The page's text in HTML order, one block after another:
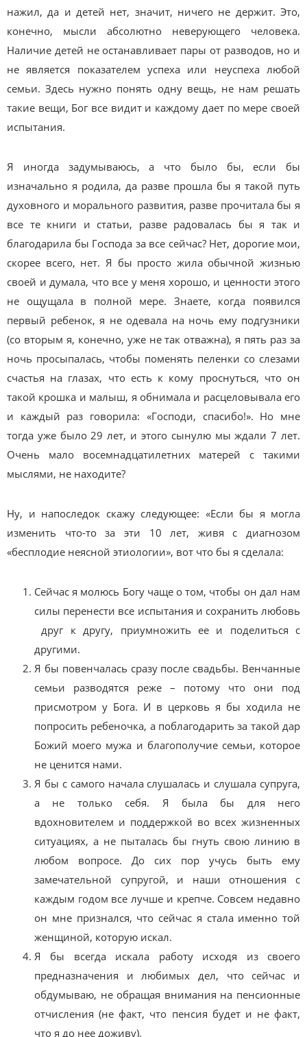
нажил, да и детей нет, значит, ничего не держит. Это,
конечно, мысли абсолютно неверующего человека.
Наличие детей не останавливает пары от разводов, но и
не является показателем успеха или неуспеха любой
семьи. Здесь нужно понять одну вещь, не нам решать
такие вещи, Бог все видит и каждому дает по мере своей
испытания.
Я иногда задумываюсь, а что было бы, если бы
изначально я родила, да разве прошла бы я такой путь
духовного и морального развития, разве прочитала бы я
все те книги и статьи, разве радовалась бы я так и
благодарила бы Господа за все сейчас? Нет, дорогие мои,
скорее всего, нет. Я бы просто жила обычной жизнью
своей и думала, что все у меня хорошо, и ценности этого
не ощущала в полной мере. Знаете, когда появился
первый ребенок, я не одевала на ночь ему подгузники
(со вторым я, конечно, уже не так отважна), я пять раз за
ночь просыпалась, чтобы поменять пеленки со слезами
счастья на глазах, что есть к кому проснуться, что он
такой крошка и малыш, я обнимала и расцеловывала его
и каждый раз говорила: «Господи, спасибо!». Но мне
тогда уже было 29 лет, и этого сынулю мы ждали 7 лет.
Очень мало восемнадцатилетних матерей с такими
мыслями, не находите?
Ну, и напоследок скажу следующее: «Если бы я могла
изменить что-то за эти 10 лет, живя с диагнозом
«бесплодие неясной этиологии», вот что бы я сделала:
Сейчас я молюсь Богу чаще о том, чтобы он дал нам
силы перенести все испытания и сохранить любовь
друг к другу, приумножить ее и поделиться с
другими.
Я бы повенчалась сразу после свадьбы. Венчанные
семьи разводятся реже – потому что они под
присмотром у Бога. И в церковь я бы ходила не
попросить ребеночка, а поблагодарить за такой дар
Божий моего мужа и благополучие семьи, которое
не ценится нами.
Я бы с самого начала слушалась и слушала супруга,
а не только себя. Я была бы для него
вдохновителем и поддержкой во всех жизненных
ситуациях, а не пыталась бы гнуть свою линию в
любом вопросе. До сих пор учусь быть ему
замечательной супругой, и наши отношения с
каждым годом все лучше и крепче. Совсем недавно
он мне признался, что сейчас я стала именно той
женщиной, которую искал.
Я бы всегда искала работу исходя из своего
предназначения и любимых дел, что сейчас и
обдумываю, не обращая внимания на пенсионные
отчисления (не факт, что пенсия будет и не факт,
что я до нее доживу).